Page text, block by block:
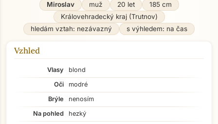
Miroslav muž 20 let
185 cm
Královehradecký kraj (Trutnov)
hledám vztah: nezávazný
s výhledem: na čas
Vzhled
Vlasy
blond
Oči
modré
Brýle
nenosím
Na pohled
hezký